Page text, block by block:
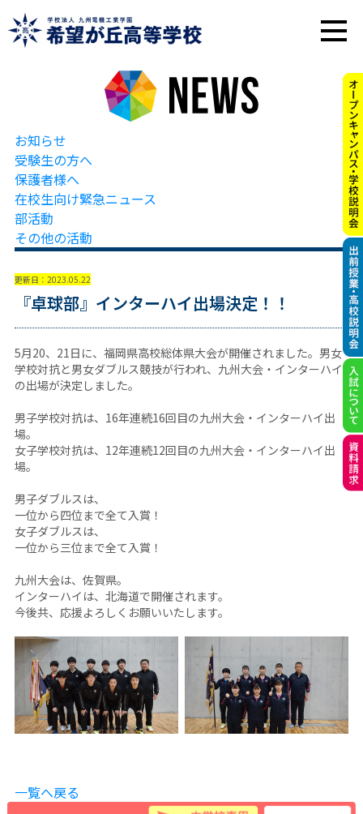
お知らせ
受験生の方へ
保護者様へ
在校生向け緊急ニュース
部活動
その他の活動
更新日：2023.05.22
『卓球部』インターハイ出場決定！！
5月20、21日に、福岡県高校総体県大会が開催されました。男女
学校対抗と男女ダブルス競技が行われ、九州大会・インターハイ
の出場が決定しました。
男子学校対抗は、16年連続16回目の九州大会・インターハイ出
場。
女子学校対抗は、12年連続12回目の九州大会・インターハイ出
場。
男子ダブルスは、
一位から四位まで全て入賞！
女子ダブルスは、
一位から三位まで全て入賞！
九州大会は、佐賀県。
インターハイは、北海道で開催されます。
今後共、応援よろしくお願いいたします。
一覧へ戻る